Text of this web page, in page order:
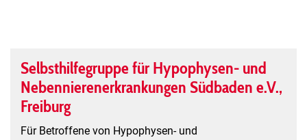
Selbsthilfegruppe für Hypophysen- und
Nebennierenerkrankungen Südbaden e.V.,
Freiburg
Für Betroffene von Hypophysen- und